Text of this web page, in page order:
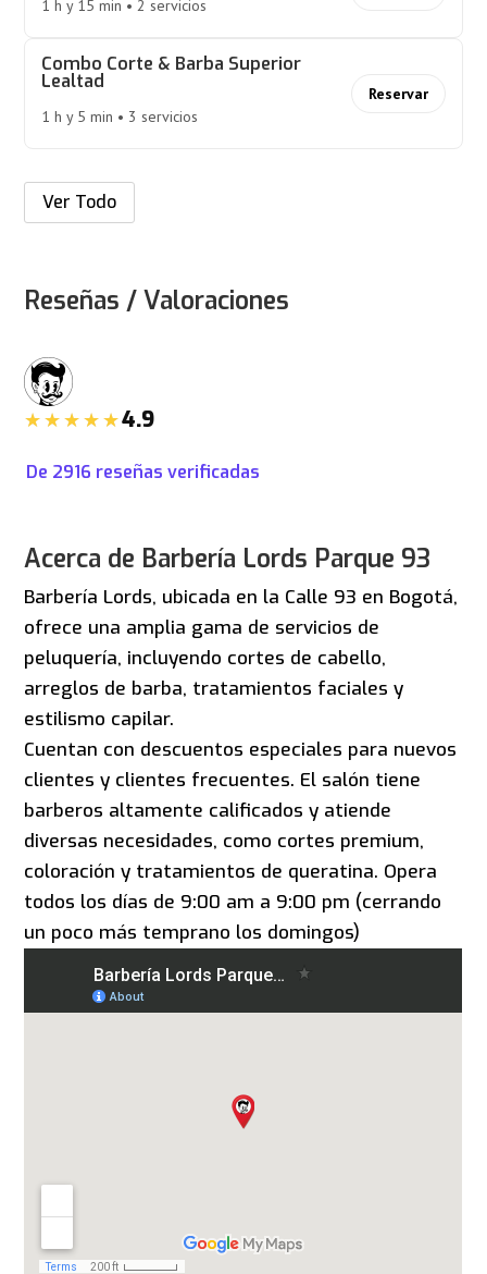
1 h y 15 min • 2 servicios
Combo Corte & Barba Superior
Lealtad
1 h y 5 min • 3 servicios
Reservar
Ver Todo
Reseñas / Valoraciones
4.9
De 2916 reseñas verificadas
Acerca de Barbería Lords Parque 93
Barbería Lords, ubicada en la Calle 93 en Bogotá,
ofrece una amplia gama de servicios de
peluquería, incluyendo cortes de cabello,
arreglos de barba, tratamientos faciales y
estilismo capilar.
Cuentan con descuentos especiales para nuevos
clientes y clientes frecuentes. El salón tiene
barberos altamente calificados y atiende
diversas necesidades, como cortes premium,
coloración y tratamientos de queratina. Opera
todos los días de 9:00 am a 9:00 pm (cerrando
un poco más temprano los domingos)